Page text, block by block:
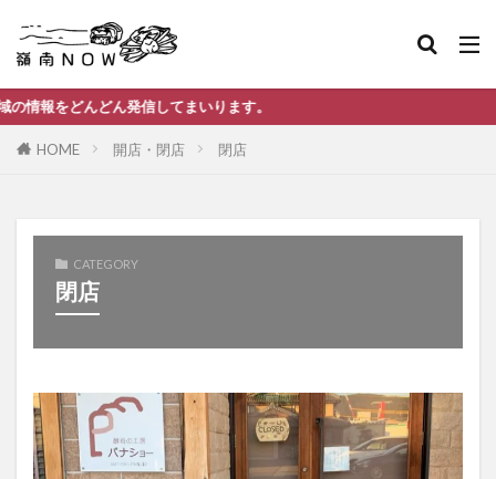
どん発信してまいります。
HOME 開店・閉店 閉店
CATEGORY
閉店